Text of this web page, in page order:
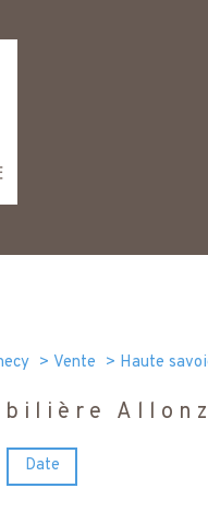
Vente Haute
Date